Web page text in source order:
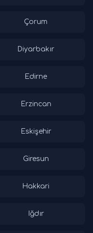
Çorum
Diyarbakır
Edirne
Erzincan
Eskişehir
Giresun
Hakkari
Iğdır